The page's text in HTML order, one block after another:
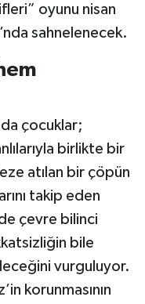
oyunu nisan
sahnelenecek.
çocuklar;
birlikte bir
atılan bir çöpün
takip eden
çevre bilinci
bile
vurguluyor.
korunmasının